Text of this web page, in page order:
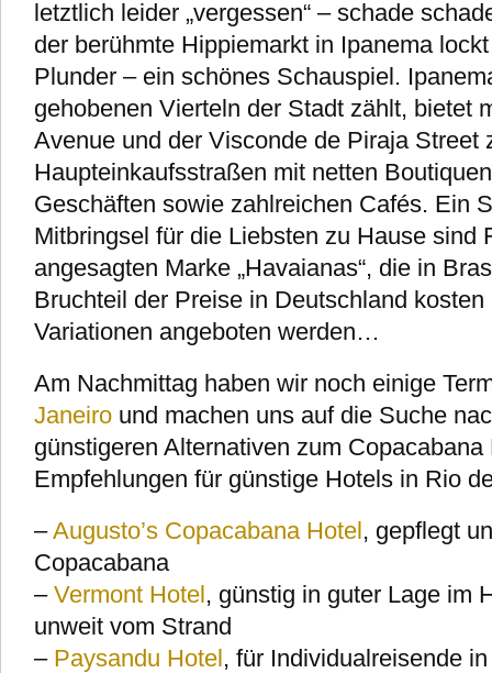
letztlich leider „vergessen“ – schade
der berühmte Hippiemarkt in Ipanema
Plunder – ein schönes Schauspiel.
gehobenen Vierteln der Stadt zählt, bietet
Avenue und der Visconde de Piraja Street
Haupteinkaufsstraßen mit netten
Geschäften sowie zahlreichen Cafés. Ein
Mitbringsel für die Liebsten zu Hause sind
angesagten Marke „Havaianas“, die in
Bruchteil der Preise in Deutschland
Variationen angeboten werden…
Am Nachmittag haben wir noch einige
Janeiro und machen uns auf die Suche
günstigeren Alternativen zum
Empfehlungen für günstige Hotels in Rio
–Augusto’s Copacabana Hotel, gepflegt
Copacabana
– Vermont Hotel, günstig in guter Lage im
unweit vom Strand
– Paysandu Hotel, für Individualreisende